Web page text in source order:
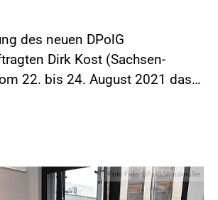
des neuen DPolG
Dirk Kost (Sachsen-
22. bis 24. August 2021 das…
Foto:Foto: DPolG/Windmüller